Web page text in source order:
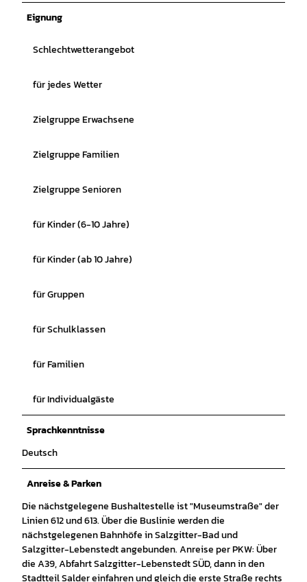
Eignung
Schlechtwetterangebot
für jedes Wetter
Zielgruppe Erwachsene
Zielgruppe Familien
Zielgruppe Senioren
für Kinder (6-10 Jahre)
für Kinder (ab 10 Jahre)
für Gruppen
für Schulklassen
für Familien
für Individualgäste
Sprachkenntnisse
Deutsch
Anreise & Parken
Die nächstgelegene Bushaltestelle ist "Museumstraße" der
Linien 612 und 613. Über die Buslinie werden die
nächstgelegenen Bahnhöfe in Salzgitter-Bad und
Salzgitter-Lebenstedt angebunden. Anreise per PKW: Über
die A39, Abfahrt Salzgitter-Lebenstedt SÜD, dann in den
Stadtteil Salder einfahren und gleich die erste Straße rechts